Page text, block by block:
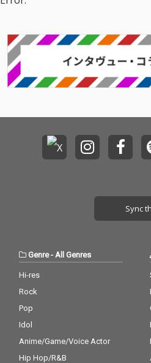
Sync
Genre- All Genres
Hi-res
Rock
Pop
Idol
Anime/Game/Voice Actor
Hip Hop/R&B